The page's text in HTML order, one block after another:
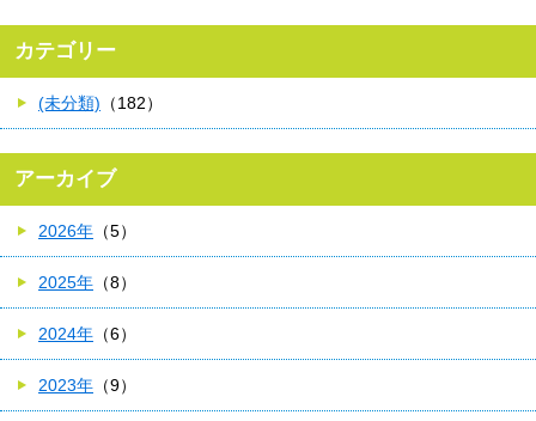
カテゴリー
(未分類) （182）
アーカイブ
2026年 （5）
2025年 （8）
2024年 （6）
2023年 （9）